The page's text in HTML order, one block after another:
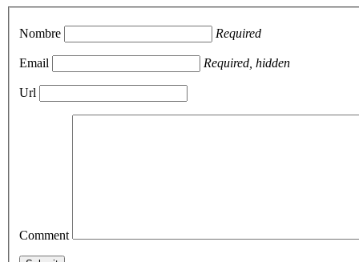
Nombre Required
Email Required, hidden
Url
Comment